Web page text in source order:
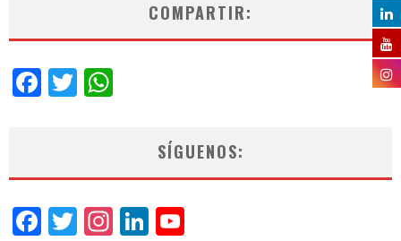
COMPARTIR:
Facebook
Twitter
SÍGUENOS:
Facebook
Twitter
Instagram
LinkedIn